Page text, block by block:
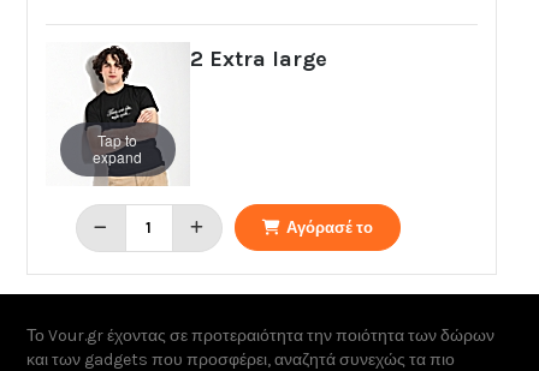
Tap to
expand
2 Extra large
Αγόρασέ το
Το Vour.gr έχοντας σε προτεραιότητα την ποιότητα των δώρων
και των gadgets που προσφέρει, αναζητά συνεχώς τα πιο